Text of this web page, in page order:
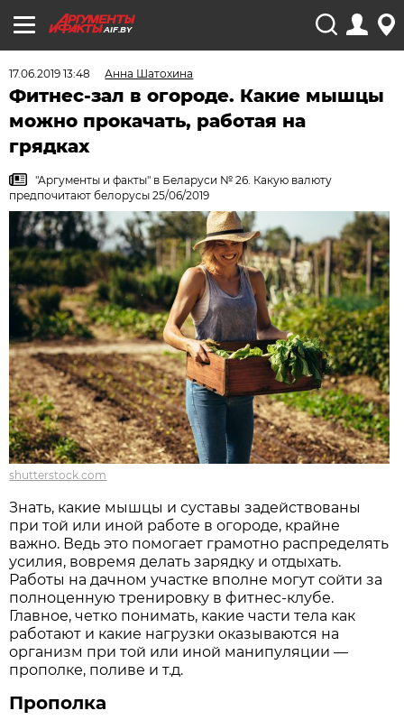
AIF.BY
17.06.2019 13:48 Анна Шатохина
Фитнес-зал в огороде. Какие мышцы
можно прокачать, работая на
грядках
"Аргументы и факты" в Беларуси № 26. Какую валюту
предпочитают белорусы 25/06/2019
shutterstock.com
Знать, какие мышцы и суставы задействованы
при той или иной работе в огороде, крайне
важно. Ведь это помогает грамотно распределять
усилия, вовремя делать зарядку и отдыхать.
Работы на дачном участке вполне могут сойти за
полноценную тренировку в фитнес-клубе.
Главное, четко понимать, какие части тела как
работают и какие нагрузки оказываются на
организм при той или иной манипуляции —
прополке, поливе и т.д.
Прополка